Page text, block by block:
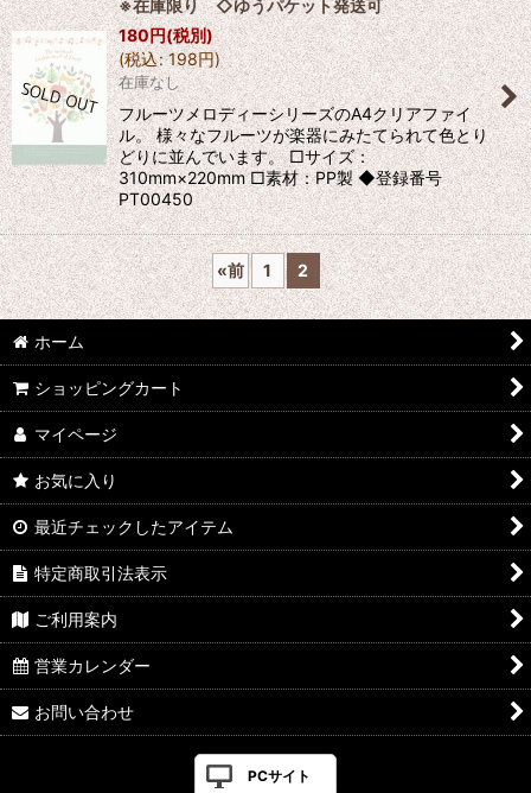
※在庫限り ◇ゆうパケット発送可
180円(税別)
(税込: 198円)
在庫なし
フルーツメロディーシリーズのA4クリアファイ
ル。 様々なフルーツが楽器にみたてられて色とり
どりに並んでいます。 □サイズ：
310mm×220mm □素材：PP製 ◆登録番号
PT00450
«前 1 2
ホーム
ショッピングカート
マイページ
お気に入り
最近チェックしたアイテム
特定商取引法表示
ご利用案内
営業カレンダー
お問い合わせ
PCサイト